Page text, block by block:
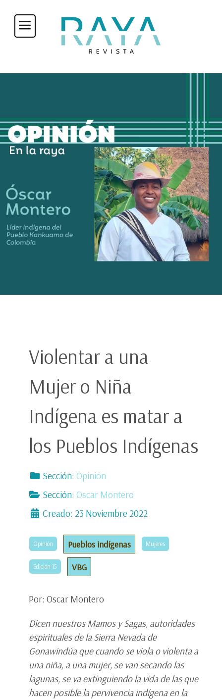
Violentar a una
Mujer o Niña
Indígena es matar a
los Pueblos Indígenas
Sección: Opinión
Sección: Oscar Montero
Creado: 23 Noviembre 2022
Opinión Pueblos indígenas Mujeres
Edición 15 VBG
Por: Oscar Montero
Dicen nuestros Mamos y Sagas, autoridades
espirituales de la Sierra Nevada de
Gonawindúa que cuando se viola o violenta a
una niña, a una mujer, se van secando las
lagunas, se va extinguiendo la vida de las que
hacen posible la pervivencia indígena en la